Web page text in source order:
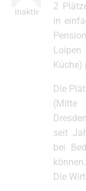
Inaktiv
2
in
Loipen
Küche)
Die
seit
bei
können.
Die